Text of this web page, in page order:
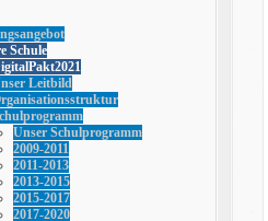
Schule
Leitbild
Unser Schulprogramm
2009-2011
2011-2013
2013-2015
2015-2017
2017-2020